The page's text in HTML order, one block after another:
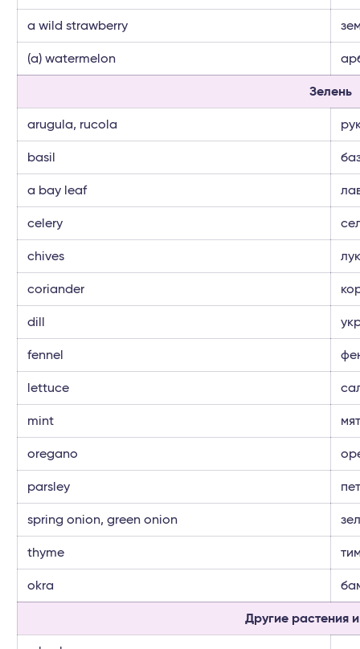
a wild strawberry
(a) watermelon
Зелень
arugula, rucola
basil
a bay leaf
celery
chives
coriander
dill
fennel
lettuce
mint
oregano
parsley
spring onion, green onion
thyme
okra
Другие растения